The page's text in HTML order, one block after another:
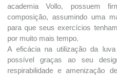
academia Vollo, possuem
composição, assumindo uma
para que seus exercícios
por muito mais tempo.
A eficácia na utilização da
possível graças ao seu
respirabilidade e amenização